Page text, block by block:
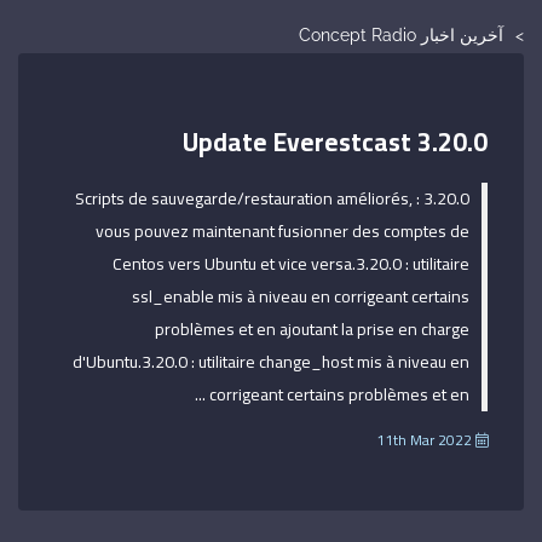
آخرین اخبار Concept Radio
Update Everestcast 3.20.0
3.20.0 : Scripts de sauvegarde/restauration améliorés,
vous pouvez maintenant fusionner des comptes de
Centos vers Ubuntu et vice versa.3.20.0 : utilitaire
ssl_enable mis à niveau en corrigeant certains
problèmes et en ajoutant la prise en charge
d'Ubuntu.3.20.0 : utilitaire change_host mis à niveau en
corrigeant certains problèmes et en ...